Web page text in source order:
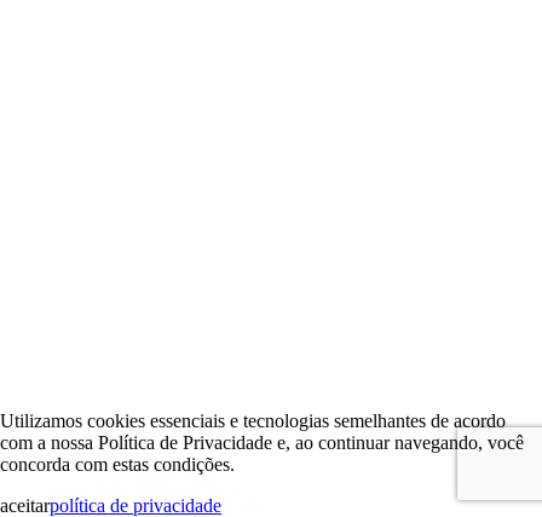
Utilizamos cookies essenciais e tecnologias semelhantes de acordo
com a nossa Política de Privacidade e, ao continuar navegando, você
concorda com estas condições.
aceitarpolítica de privacidade